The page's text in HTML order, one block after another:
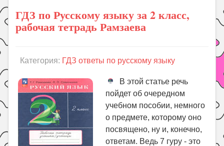
ГДЗ по Русскому языку за 2 класс,
рабочая тетрадь Рамзаева
Категория: ГДЗ ответы по русскому языку
В этой статье речь
пойдет об очередном
учебном пособии, немного
о предмете, которому оно
посвящено, ну и, конечно,
ответам. Ведь 7 гуру - это